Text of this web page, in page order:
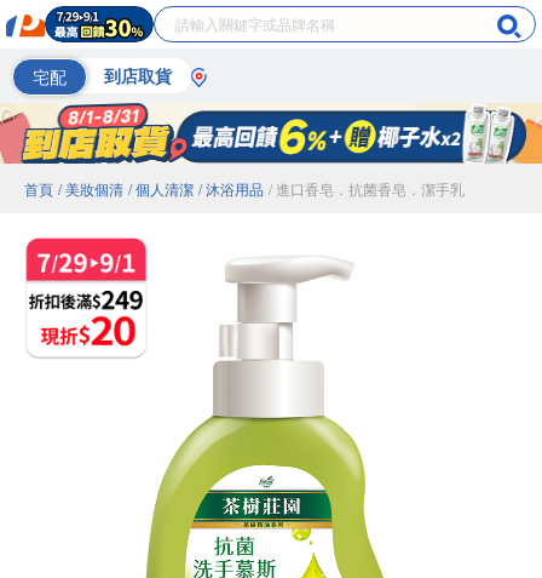
宅配 到店取貨
首頁 / 美妝個清 / 個人清潔 / 沐浴用品 / 進口香皂．抗菌香皂．潔手乳